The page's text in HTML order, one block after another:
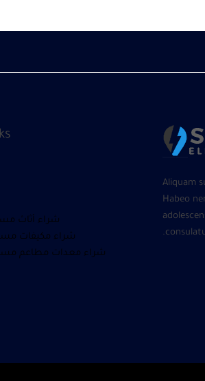
Aliquam
Habeo
شراء أثاث
شراء مكيفات
شراء معدات مطاعم